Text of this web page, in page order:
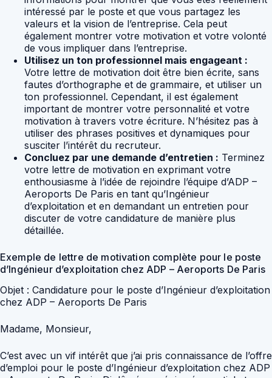
intéressé par le poste et que vous partagez les
valeurs et la vision de l’entreprise. Cela peut
également montrer votre motivation et votre volonté
de vous impliquer dans l’entreprise.
Utilisez un ton professionnel mais engageant :
Votre lettre de motivation doit être bien écrite, sans
fautes d’orthographe et de grammaire, et utiliser un
ton professionnel. Cependant, il est également
important de montrer votre personnalité et votre
motivation à travers votre écriture. N’hésitez pas à
utiliser des phrases positives et dynamiques pour
susciter l’intérêt du recruteur.
Concluez par une demande d’entretien : Terminez
votre lettre de motivation en exprimant votre
enthousiasme à l’idée de rejoindre l’équipe d’ADP –
Aeroports De Paris en tant qu’Ingénieur
d’exploitation et en demandant un entretien pour
discuter de votre candidature de manière plus
détaillée.
Exemple de lettre de motivation complète pour le poste
d’Ingénieur d’exploitation chez ADP – Aeroports De Paris
Objet : Candidature pour le poste d’Ingénieur d’exploitation
chez ADP – Aeroports De Paris
Madame, Monsieur,
C’est avec un vif intérêt que j’ai pris connaissance de l’offre
d’emploi pour le poste d’Ingénieur d’exploitation chez ADP